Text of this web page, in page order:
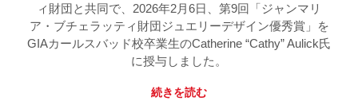
ィ財団と共同で、2026年2月6日、第9回「ジャンマリ
ア・ブチェラッティ財団ジュエリーデザイン優秀賞」を
GIAカールスバッド校卒業生のCatherine “Cathy” Aulick氏
に授与しました。
続きを読む